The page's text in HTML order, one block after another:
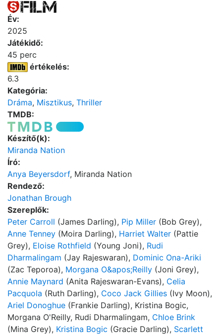
Év:
2025
Játékidő:
45 perc
értékelés:
6.3
Kategória:
Dráma, Misztikus, Thriller
TMDB:
Készítő(k):
Miranda Nation
Író:
Anya Beyersdorf, Miranda Nation
Rendező:
Jonathan Brough
Szereplők:
Peter Carroll (James Darling), Pip Miller (Bob Grey),
Anne Tenney (Moira Darling), Harriet Walter (Pattie
Grey), Eloise Rothfield (Young Joni), Rudi
Dharmalingam (Jay Rajeswaran), Dominic Ona-Ariki
(Zac Teporoa), Morgana O&apos;Reilly (Joni Grey),
Annie Maynard (Anita Rajeswaran-Evans), Celia
Pacquola (Ruth Darling), Coco Jack Gillies (Ivy Moon),
Ariel Donoghue (Frankie Darling), Kristina Bogic,
Morgana O'Reilly, Rudi Dharmalingam, Chloe Brink
(Mina Grey), Kristina Bogic (Gracie Darling), Scarlett